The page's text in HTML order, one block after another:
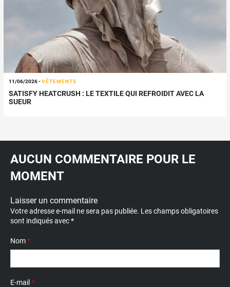
11/06/2026-VÊTEMENTS
SATISFY HEATCRUSH : LE TEXTILE QUI REFROIDIT AVEC LA
SUEUR
AUCUN COMMENTAIRE POUR LE
MOMENT
Laisser un commentaire
Votre adresse e-mail ne sera pas publiée. Les champs obligatoires
sont indiqués avec*
Nom*
E-mail*